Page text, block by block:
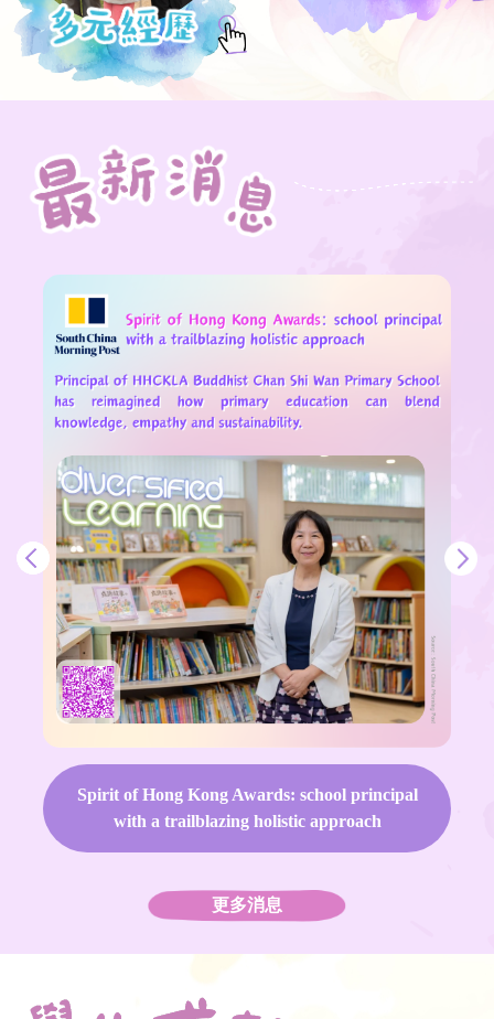
Spirit of Hong Kong Awards: school principal
with a trailblazing holistic approach
更多消息